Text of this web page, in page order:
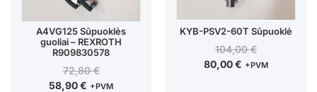
A4VG125 Sūpuoklės
guoliai – REXROTH
R909830578
72,80€
58,90€ +PVM
KYB-PSV2-60T Sūpuoklė
104,00€
80,00€ +PVM